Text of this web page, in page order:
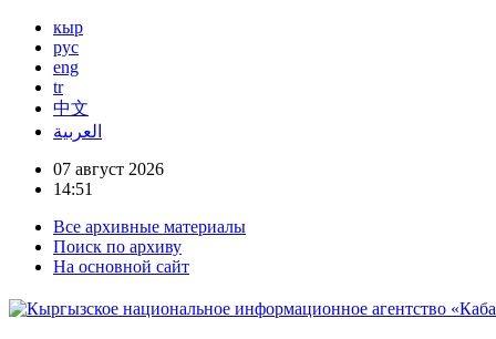
кыр
рус
eng
tr
中文
العربية
07 август 2026
14:51
Все архивные материалы
Поиск по архиву
На основной сайт